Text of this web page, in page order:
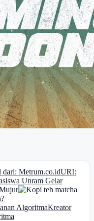
URI:
Unram Gelar
Kreator